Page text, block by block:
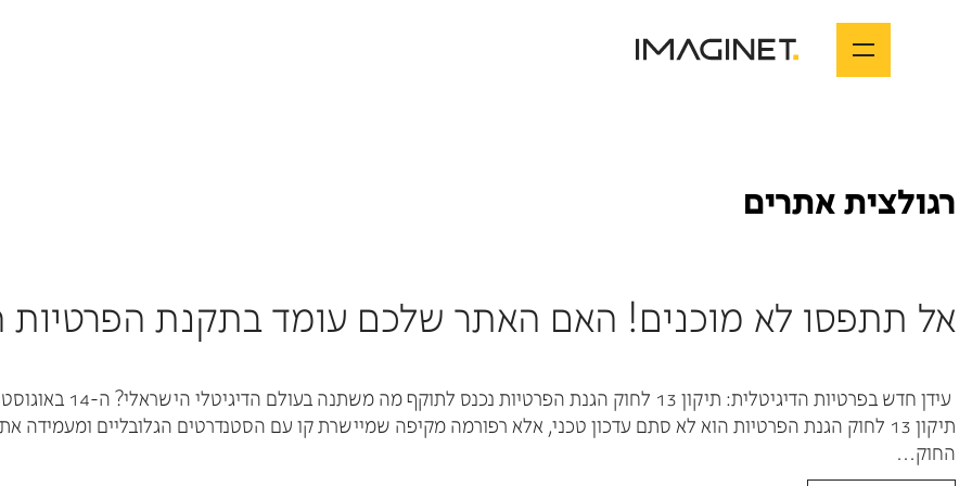
רגולצית אתרים
אל תתפסו לא מוכנים! האם האתר שלכם עומד בתקנת
החוק…